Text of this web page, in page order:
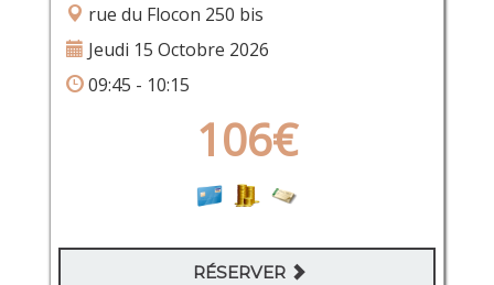
rue du Flocon 250 bis
Jeudi 15 Octobre 2026
09:45 - 10:15
106€
RÉSERVER